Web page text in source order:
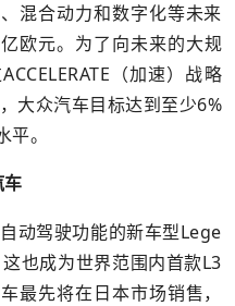
混合动力和数字化等未来
欧元。为了向未来的大规
（加速）战略
大众汽车目标达到至少6%
。
动驾驶功能的新车型Lege
也成为世界范围内首款L3
最先将在日本市场销售，